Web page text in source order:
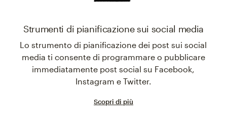
Strumenti di pianificazione sui social media
Lo strumento di pianificazione dei post sui social
media ti consente di programmare o pubblicare
immediatamente post social su Facebook,
Instagram e Twitter.
Scopri di più